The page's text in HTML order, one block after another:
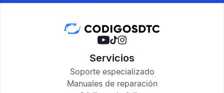
Servicios
Soporte especializado
Manuales de reparación